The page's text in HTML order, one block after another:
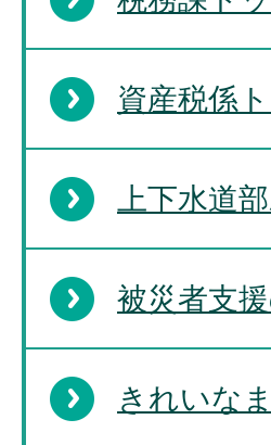
資産税係
上下水道
被災者支
きれいな